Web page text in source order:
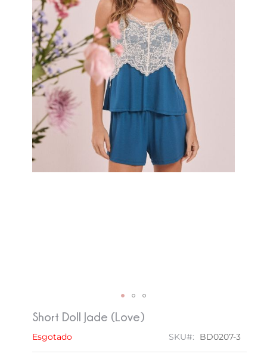
Short Doll Jade (Love)
Esgotado SKU BD0207-3
Saltar
para
o